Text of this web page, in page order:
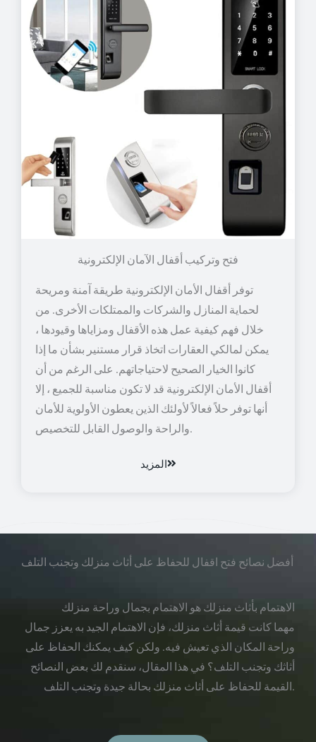
توفر أقفال الأمان الإلكترونية طريقة آمنة ومريحة
لحماية المنازل والشركات والممتلكات الأخرى. من
خلال فهم كيفية عمل هذه الأقفال ومزاياها وقيودها ،
يمكن لمالكي العقارات اتخاذ قرار مستنير بشأن ما إذا
كانوا الخيار الصحيح لاحتياجاتهم. على الرغم من أن
أقفال الأمان الإلكترونية قد لا تكون مناسبة للجميع ، إلا
أنها توفر حلاً فعالاً لأولئك الذين يعطون الأولوية للأمان
والراحة والوصول القابل للتخصيص.
المزيد
أفضل نصائح فتح اقفال للحفاظ على أثاث منزلك وتجنب التلف
الاهتمام بأثاث منزلك هو الاهتمام بجمال وراحة منزلك
مهما كانت قيمة أثاث منزلك، فإن الاهتمام الجيد به يعزز جمال
وراحة المكان الذي تعيش فيه. ولكن كيف يمكنك الحفاظ على
أثاثك وتجنب التلف؟ في هذا المقال، سنقدم لك بعض النصائح
القيمة للحفاظ على أثاث منزلك بحالة جيدة وتجنب التلف.